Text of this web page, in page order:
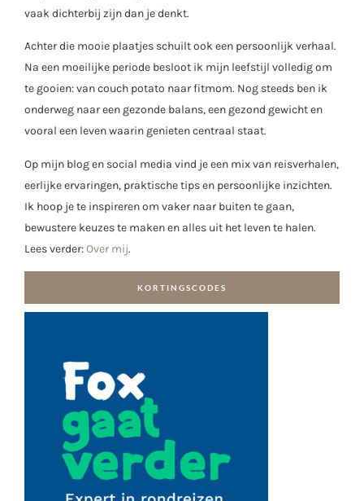
vaak dichterbij zijn dan je denkt.
Achter die mooie plaatjes schuilt ook een persoonlijk verhaal.
Na een moeilijke periode besloot ik mijn leefstijl volledig om
te gooien: van couch potato naar fitmom. Nog steeds ben ik
onderweg naar een gezonde balans, een gezond gewicht en
vooral een leven waarin genieten centraal staat.
Op mijn blog en social media vind je een mix van reisverhalen,
eerlijke ervaringen, praktische tips en persoonlijke inzichten.
Ik hoop je te inspireren om vaker naar buiten te gaan,
bewustere keuzes te maken en alles uit het leven te halen.
Lees verder:Over mij.
KORTINGSCODES